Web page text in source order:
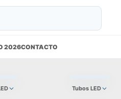
2026CONTACTO
Tubos LED